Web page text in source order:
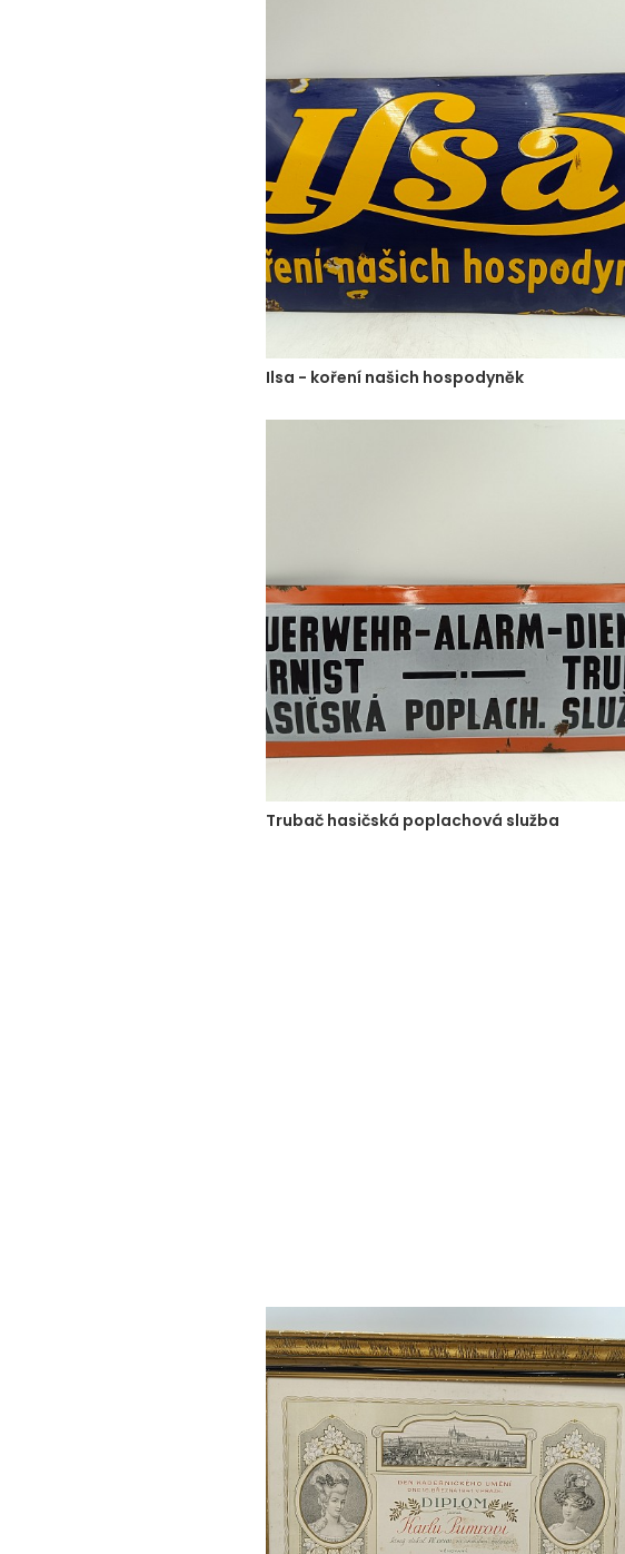
Ilsa - koření našich hospodyněk
Trubač hasičská poplachová služba